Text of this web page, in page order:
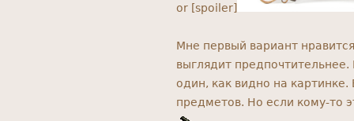
or [spoiler]
Мне первый вариант
выглядит
один, как видно на
предметов. Но если кому-то